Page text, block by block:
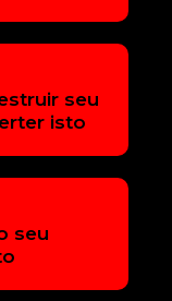
seu
isto
seu